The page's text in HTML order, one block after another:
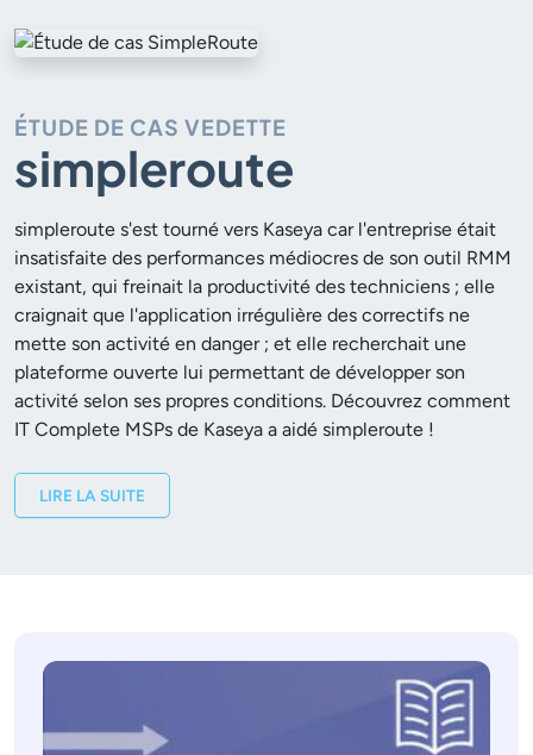
ÉTUDE DE CAS VEDETTE
simpleroute
simpleroute s'est tourné vers Kaseya car l'entreprise était
insatisfaite des performances médiocres de son outil RMM
existant, qui freinait la productivité des techniciens ; elle
craignait que l'application irrégulière des correctifs ne
mette son activité en danger ; et elle recherchait une
plateforme ouverte lui permettant de développer son
activité selon ses propres conditions. Découvrez comment
IT Complete MSPs de Kaseya a aidé simpleroute !
LIRE LA SUITE